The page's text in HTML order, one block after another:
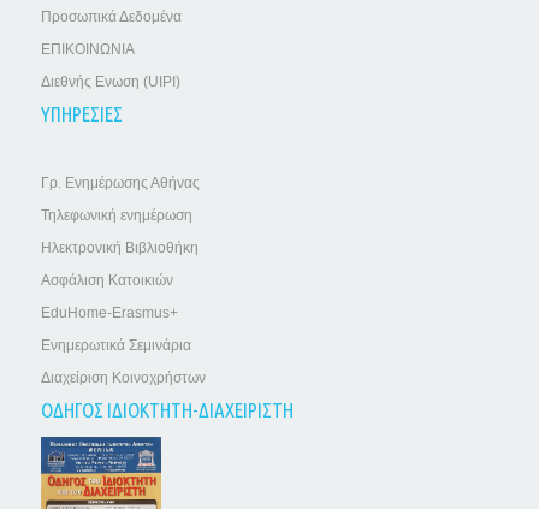
Προσωπικά Δεδομένα
ΕΠΙΚΟΙΝΩΝΙΑ
Διεθνής Ενωση (UIPI)
ΥΠΗΡΕΣΙΕΣ
Γρ. Ενημέρωσης Αθήνας
Τηλεφωνική ενημέρωση
Ηλεκτρονική Βιβλιοθήκη
Ασφάλιση Κατοικιών
EduHome-Erasmus+
Ενημερωτικά Σεμινάρια
Διαχείριση Κοινοχρήστων
ΟΔΗΓΟΣ ΙΔΙΟΚΤΗΤΗ-ΔΙΑΧΕΙΡΙΣΤΗ